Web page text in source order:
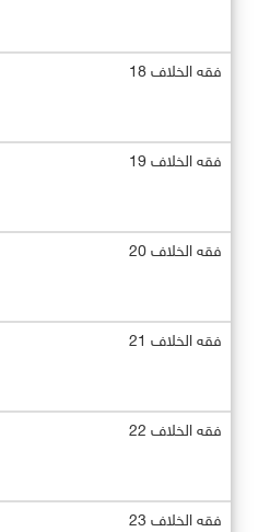
فقه الخلاف 18
فقه الخلاف 19
فقه الخلاف 20
فقه الخلاف 21
فقه الخلاف 22
فقه الخلاف 23